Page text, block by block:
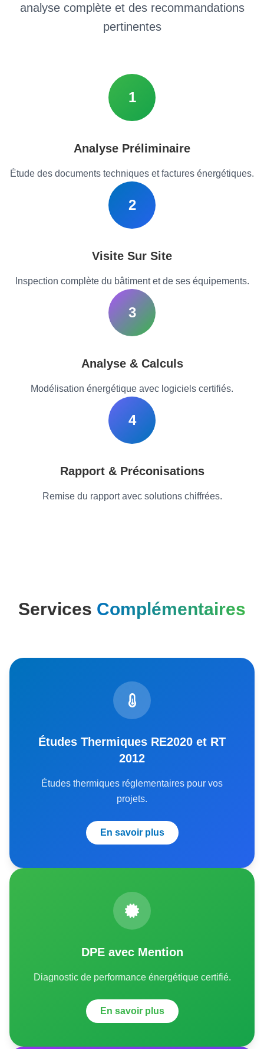
analyse complète et des recommandations
pertinentes
1
Analyse Préliminaire
Étude des documents techniques et factures énergétiques.
2
Visite Sur Site
Inspection complète du bâtiment et de ses équipements.
3
Analyse & Calculs
Modélisation énergétique avec logiciels certifiés.
4
Rapport & Préconisations
Remise du rapport avec solutions chiffrées.
Services Complémentaires
Études Thermiques RE2020 et RT
2012
Études thermiques réglementaires pour vos
projets.
En savoir plus
DPE avec Mention
Diagnostic de performance énergétique certifié.
En savoir plus